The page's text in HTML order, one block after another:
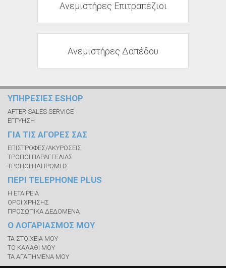
Ανεμιστήρες Επιτραπέζιοι
Ανεμιστήρες Δαπέδου
ΥΠΗΡΕΣΙΕΣ ESHOP
AFTER SALES SERVICE
ΕΓΓΥΗΣΗ
ΓΙΑ ΤΙΣ ΑΓΟΡΕΣ ΣΑΣ
ΕΠΙΣΤΡΟΦΕΣ/ΑΚΥΡΩΣΕΙΣ
ΤΡΟΠΟΙ ΠΑΡΑΓΓΕΛΙΑΣ
ΤΡΟΠΟΙ ΠΛΗΡΩΜΗΣ
ΠΕΡΙ TELEPHONE PLUS
Η ΕΤΑΙΡΕΙΑ
ΟΡΟΙ ΧΡΗΣΗΣ
ΠΡΟΣΩΠΙΚΑ ΔΕΔΟΜΕΝΑ
Ο ΛΟΓΑΡΙΑΣΜΟΣ ΜΟΥ
ΤΑ ΣΤΟΙΧΕΙΑ ΜΟΥ
ΤΟ ΚΑΛΑΘΙ ΜΟΥ
ΤΑ ΑΓΑΠΗΜΕΝΑ ΜΟΥ